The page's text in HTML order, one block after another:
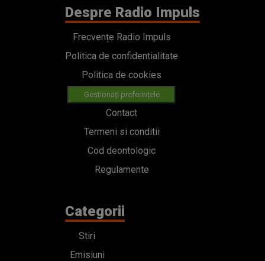
Despre Radio Impuls
Frecvențe Radio Impuls
Politica de confidentialitate
Politica de cookies
Gestionați preferințele
Contact
Termeni si conditii
Cod deontologic
Regulamente
Categorii
Stiri
Emisiuni